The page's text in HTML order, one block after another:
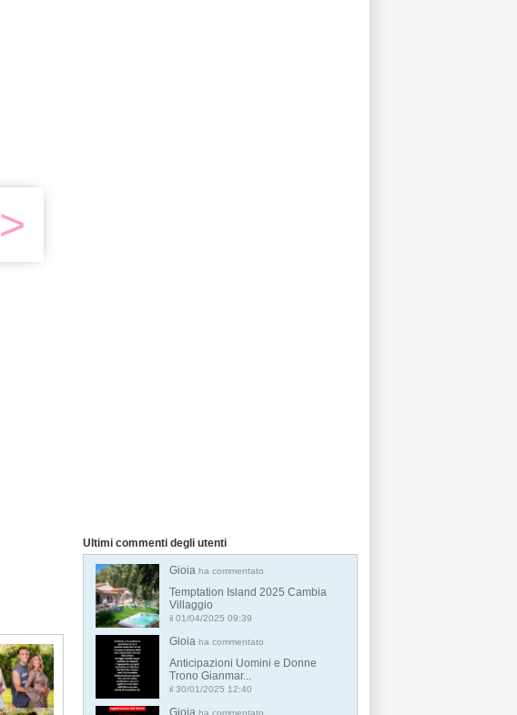
>
Ultimi commenti degli utenti
Gioia ha commentato
Temptation Island 2025 Cambia
Villaggio
il 01/04/2025 09:39
Gioia ha commentato
Anticipazioni Uomini e Donne
Trono Gianmar...
il 30/01/2025 12:40
Gioia ha commentato